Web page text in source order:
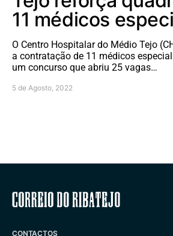
11 médicos
O Centro Hospitalar do Médio Tejo
a contratação de 11 médicos
um concurso que abriu 25 vagas…
5 de Agosto, 2022
Correio do
CONTACTOS